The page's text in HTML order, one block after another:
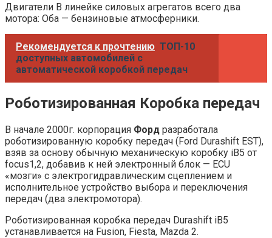
Двигатели В линейке силовых агрегатов всего два
мотора: Оба — бензиновые атмосферники.
Рекомендуется к прочтению ТОП-10
доступных автомобилей с
автоматической коробкой передач
Роботизированная Коробка передач
В начале 2000г. корпорация Форд разработала
роботизированную коробку передач (Ford Durashift EST),
взяв за основу обычную механическую коробку iB5 от
focus1,2, добавив к ней электронный блок — ECU
«мозги» с электрогидравлическим сцеплением и
исполнительное устройство выбора и переключения
передач (два электромотора).
Роботизированная коробка передач Durashift iB5
устанавливается на Fusion, Fiesta, Mazda 2.